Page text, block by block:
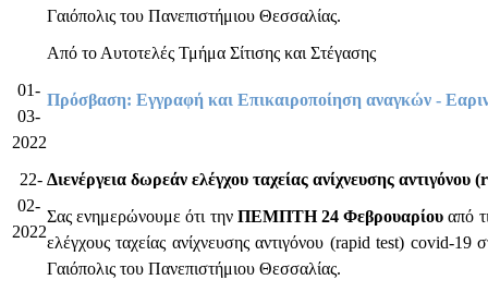
Γαιόπολις του Πανεπιστήμιου Θεσσαλίας.
Από το Αυτοτελές Τμήμα Σίτισης και Στέγασης
01-
03-
2022
Πρόσβαση: Εγγραφή και Επικαιροποίηση αναγκών -
22-
02-
2022
Διενέργεια δωρεάν ελέγχου ταχείας ανίχνευσης
Σας ενημερώνουμε ότι την ΠΕΜΠΤΗ 24 Φεβρουαρίου από
ελέγχους ταχείας ανίχνευσης αντιγόνου (rapid test) covid-
Γαιόπολις του Πανεπιστήμιου Θεσσαλίας.